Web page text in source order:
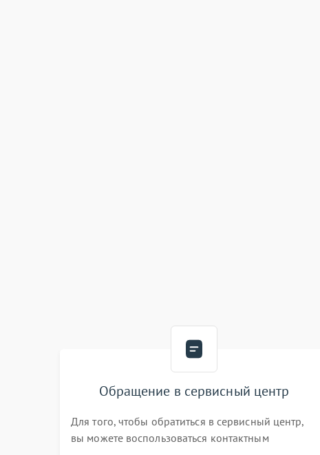
Обращение в сервисный центр
Для того, чтобы обратиться в сервисный центр,
вы можете воспользоваться контактным